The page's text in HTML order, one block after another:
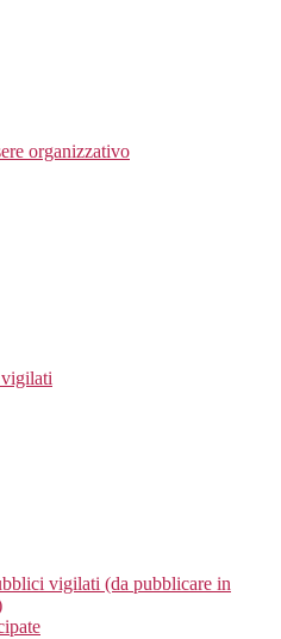
organizzativo
vigilati (da pubblicare in